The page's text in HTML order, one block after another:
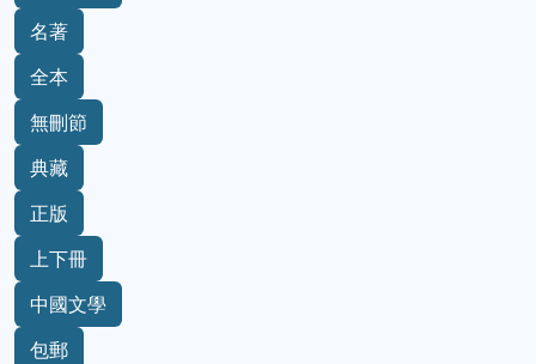
名著
全本
無刪節
典藏
正版
上下冊
中國文學
包郵